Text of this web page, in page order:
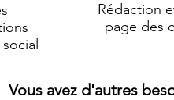
Rédaction
page des
Vous avez d'autres